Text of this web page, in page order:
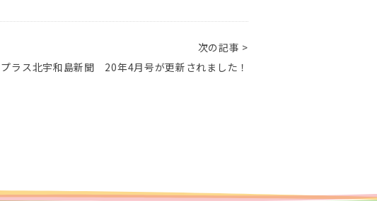
次の記事 >
ラス北宇和島新聞 20年4月号が更新されました！